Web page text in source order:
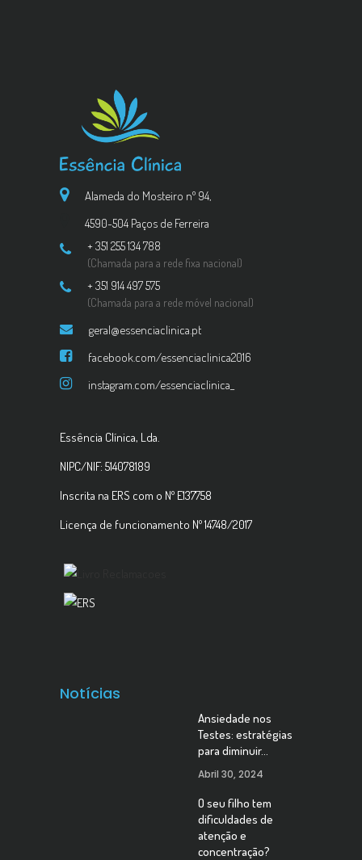
Alameda do Mosteiro nº 94,
4590-504 Paços de Ferreira
+ 351 255 134 788
(Chamada para a rede fixa nacional)
+ 351 914 497 575
(Chamada para a rede móvel nacional)
geral@essenciaclinica.pt
facebook.com/essenciaclinica2016
instagram.com/essenciaclinica_
Essência Clínica, Lda.
NIPC/NIF: 514078189
Inscrita na ERS com o Nº E137758
Licença de funcionamento Nº 14748/2017
Notícias
Ansiedade nos
Testes: estratégias
para diminuir…
Abril 30, 2024
O seu filho tem
dificuldades de
atenção e
concentração?